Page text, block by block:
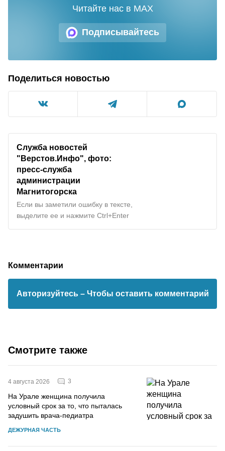
Подписывайтесь
Читайте нас в MAX
Поделиться новостью
Служба новостей
"Верстов.Инфо", фото:
пресс-служба
администрации
Магнитогорска
Если вы заметили ошибку в тексте,
выделите ее и нажмите Ctrl+Enter
Комментарии
Авторизуйтесь – Чтобы оставить комментарий
Смотрите также
4 августа 2026 3
На Урале женщина получила
условный срок за то, что пыталась
задушить врача-педиатра
ДЕЖУРНАЯ ЧАСТЬ